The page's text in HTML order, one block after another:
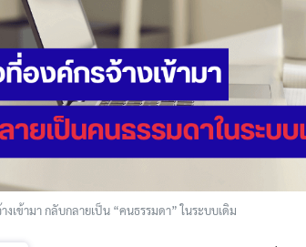
งเข้ามา กลับกลายเป็น “คนธรรมดา” ในระบบเดิม